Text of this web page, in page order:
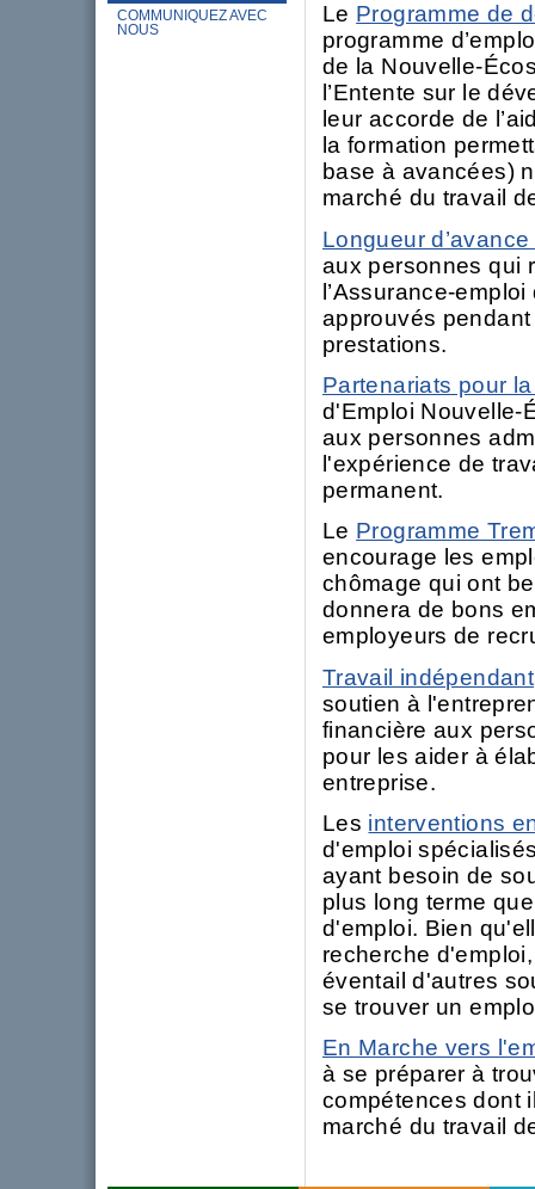
COMMUNIQUEZ AVEC
NOUS
Le Programme de
programme
de la Nouvelle-
l’Entente sur le
leur accorde de
la formation
base à avancées)
marché du travail
Longueur
aux personnes qui
l’Assurance-
approuvés
prestations.
Partenariats pour
d'Emploi Nouvelle-
aux personnes
l'expérience de
permanent.
Le Programme
encourage les
chômage qui ont
donnera de bons
employeurs de
Travail indépendant
soutien à
financière aux
pour les aider à
entreprise.
Les interventions
d'emploi
ayant besoin de
plus long terme
d'emploi. Bien
recherche
éventail d'autres
se trouver un
En Marche vers
à se préparer à
compétences dont
marché du travail